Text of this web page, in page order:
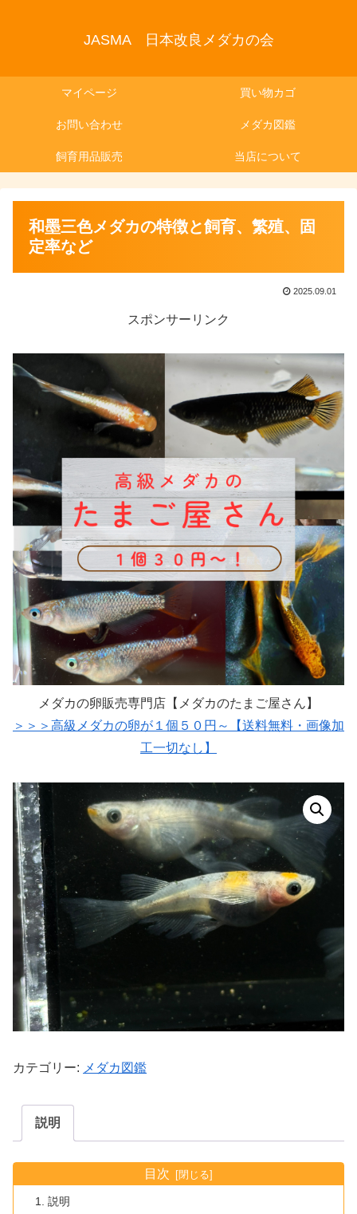
JASMA 日本改良メダカの会
マイページ 買い物カゴ
お問い合わせ メダカ図鑑
飼育用品販売 当店について
和墨三色メダカの特徴と飼育、繁殖、固
定率など
2025.09.01
スポンサーリンク
メダカの卵販売専門店【メダカのたまご屋さん】
＞＞＞高級メダカの卵が１個５０円～【送料無料・画像加
工一切なし】
カテゴリー: メダカ図鑑
説明
目次
説明